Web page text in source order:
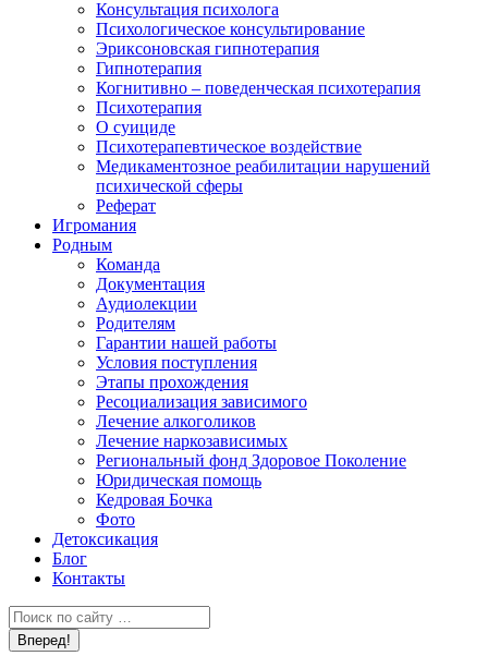
Консультация психолога
Психологическое консультирование
Эриксоновская гипнотерапия
Гипнотерапия
Когнитивно – поведенческая психотерапия
Психотерапия
О суициде
Психотерапевтическое воздействие
Медикаментозное реабилитации нарушений
психической сферы
Реферат
Игромания
Родным
Команда
Документация
Аудиолекции
Родителям
Гарантии нашей работы
Условия поступления
Этапы прохождения
Ресоциализация зависимого
Лечение алкоголиков
Лечение наркозависимых
Региональный фонд Здоровое Поколение
Юридическая помощь
Кедровая Бочка
Фото
Детоксикация
Блог
Контакты
Поиск: